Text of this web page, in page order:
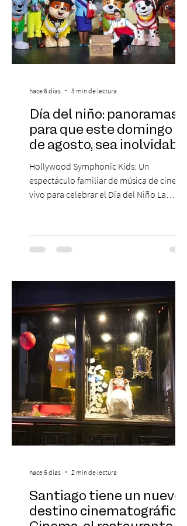
Día del niño: panoramas
para que este domingo 09
de agosto, sea inolvidable
Hollywood Symphonic Kids: Un
espectáculo familiar de música de cine en
vivo para celebrar el Día del Niño La
musical única e inolvidable con motivo del
Día del Niño. El espectáculo Hollywood
de todos los tiempos en un concierto en
sinfónica en pleno, coro y una
sorprendente puesta en escena pensada
especialmente pa
hace 6 días 3 min de lectura
Santiago tiene un nuevo
destino cinematográfico:
hace 6 días 2 min de lectura